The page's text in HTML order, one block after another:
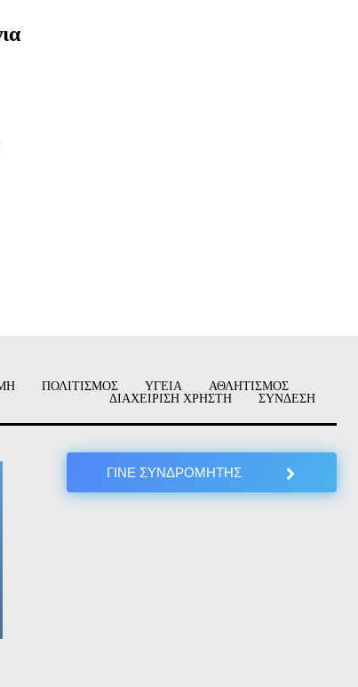
ΠΟΛΙΤΙΣΜΟΣ ΥΓΕΙΑ
ΑΘΛΗΤΙΣΜΟΣ
ΔΙΑΧΕΙΡΙΣΗ ΧΡΗΣΤΗ
ΣΥΝΔΕΣΗ
ΓΙΝΕ ΣΥΝΔΡΟΜΗΤΗΣ